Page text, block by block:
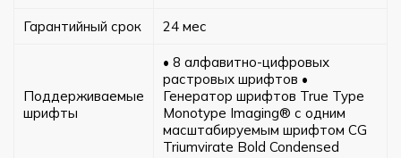
Гарантийный срок 24 мес
Поддерживаемые
шрифты
• 8 алфавитно-цифровых
растровых шрифтов •
Генератор шрифтов True Type
Monotype Imaging® с одним
масштабируемым шрифтом CG
Triumvirate Bold Condensed